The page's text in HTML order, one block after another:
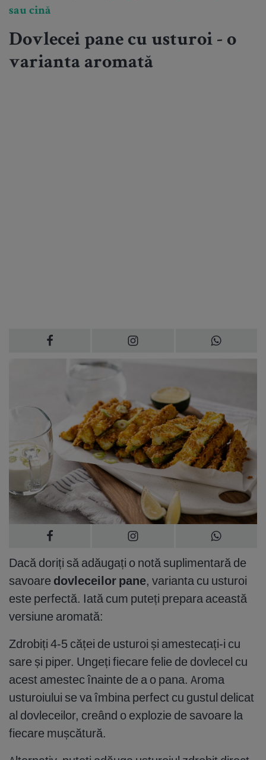
sau cină
Dovlecei pane cu usturoi - o
varianta aromată
Dacă doriți să adăugați o notă suplimentară de
savoare dovleceilor pane, varianta cu usturoi
este perfectă. Iată cum puteți prepara această
versiune aromată:
Zdrobiți 4-5 căței de usturoi și amestecați-i cu
sare și piper. Ungeți fiecare felie de dovlecel cu
acest amestec înainte de a o pana. Aroma
usturoiului se va îmbina perfect cu gustul delicat
al dovleceilor, creând o explozie de savoare la
fiecare mușcătură.